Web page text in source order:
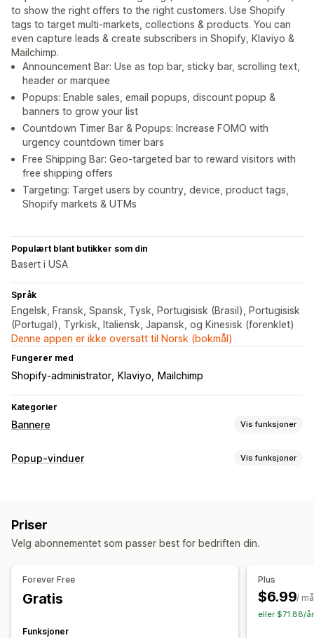
to show the right offers to the right customers. Use Shopify
tags to target multi-markets, collections & products. You can
even capture leads & create subscribers in Shopify, Klaviyo &
Mailchimp.
Announcement Bar: Use as top bar, sticky bar, scrolling text,
header or marquee
Popups: Enable sales, email popups, discount popup &
banners to grow your list
Countdown Timer Bar & Popups: Increase FOMO with
urgency countdown timer bars
Free Shipping Bar: Geo-targeted bar to reward visitors with
free shipping offers
Targeting: Target users by country, device, product tags,
Shopify markets & UTMs
Populært blant butikker som din
Basert i USA
Språk
Engelsk, Fransk, Spansk, Tysk, Portugisisk (Brasil), Portugisisk
(Portugal), Tyrkisk, Italiensk, Japansk, og Kinesisk (forenklet)
Denne appen er ikke oversatt til Norsk (bokmål)
Fungerer med
Shopify-administrator Klaviyo Mailchimp
Kategorier
Bannere Vis funksjoner
Bannertype
Tilpasning
Lenker og knapper
Farge og skrifttype
Emojier
Flere språk
Atferdsmålretting
Popup-vinduer Vis funksjoner
Popup-vinduer for SMS
Belønninger Nedtellingstimer Nyhetsbrev Skjemaer
Lokalisering
Priser
Velg abonnementet som passer best for bedriften din.
Forever Free
Gratis
Funksjoner
Plus
$6.99/
eller $71.88/